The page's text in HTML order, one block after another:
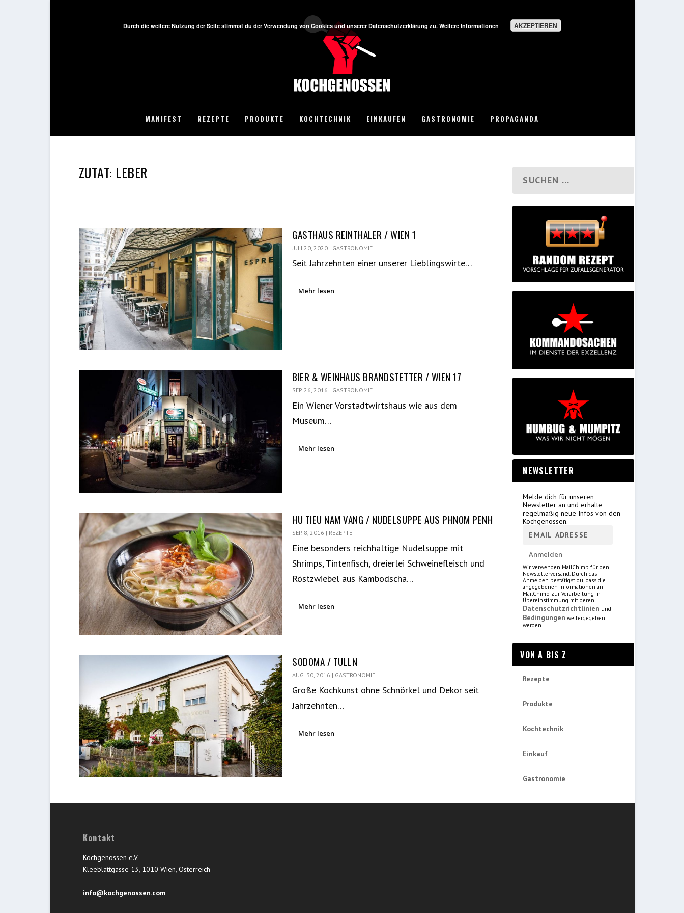
MANIFEST REZEPTE PRODUKTE KOCHTECHNIK EINKAUFEN GASTRONOMIE PROPAGANDA
ZUTAT: LEBER
GASTHAUS REINTHALER / WIEN 1
JULI 20, 2020 | GASTRONOMIE
Seit Jahrzehnten einer unserer Lieblingswirte…
Mehr lesen
BIER & WEINHAUS BRANDSTETTER / WIEN 17
SEP. 26, 2016 | GASTRONOMIE
Ein Wiener Vorstadtwirtshaus wie aus dem
Museum…
Mehr lesen
HU TIEU NAM VANG / NUDELSUPPE AUS PHNOM PENH
SEP. 8, 2016 | REZEPTE
Eine besonders reichhaltige Nudelsuppe mit
Shrimps, Tintenfisch, dreierlei Schweinefleisch und
Röstzwiebel aus Kambodscha…
Mehr lesen
SODOMA / TULLN
AUG. 30, 2016 | GASTRONOMIE
Große Kochkunst ohne Schnörkel und Dekor seit
Jahrzehnten…
Mehr lesen
NEWSLETTER
Melde dich für unseren
Newsletter an und erhalte
regelmäßig neue Infos von den
Kochgenossen.
Wir verwenden MailChimp für den
Newsletterversand. Durch das
Anmelden bestätigst du, dass die
angegebenen Informationen an
MailChimp zur Verarbeitung in
Übereinstimmung mit deren
Datenschutzrichtlinien und
Bedingungen weitergegeben
werden.
VON A BIS Z
Rezepte
Produkte
Kochtechnik
Einkauf
Gastronomie
Kontakt
Kochgenossen e.V.
Kleeblattgasse 13, 1010 Wien, Österreich
info@kochgenossen.com
Durch die weitere Nutzung der Seite stimmst du der Verwendung von Cookies und unserer Datenschutzerklärung zu. Weitere Informationen AKZEPTIEREN